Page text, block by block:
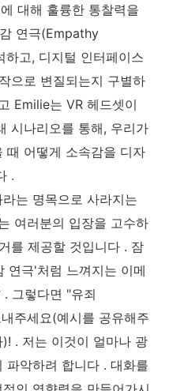
대해 훌륭한 통찰력을
연극(Empathy
고, 디지털 인터페이스
으로 변질되는지 구별하
Emilie는 VR 헤드셋이
시나리오를 통해, 우리가
때 어떻게 소속감을 디자
.
는 명목으로 사라지는
여러분의 입장을 고수하
를 제공할 것입니다 . 잠
연극'처럼 느껴지는 이메
그렇다면 "유죄
주세요(예시를 공유해주
. 저는 이것이 얼마나 광
파악하려 합니다 . 대화를